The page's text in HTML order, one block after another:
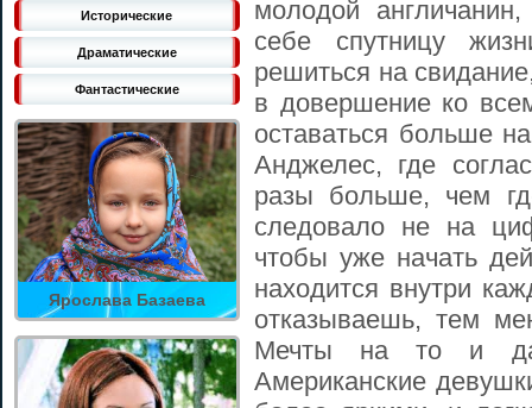
Исторические
Драматические
Фантастические
Ярослава Базаева
молодой
себе спутницу
решиться на
в довершение ко
оставаться больше
Анджелес, где
разы больше, чем
следовало не на
чтобы уже начать
находится внутри
отказываешь, тем
Мечты на то и
Американские